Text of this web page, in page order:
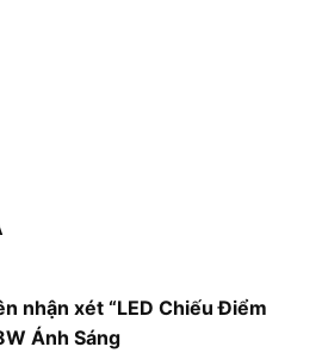
nhận xét “LED Chiếu Điểm
Ánh Sáng